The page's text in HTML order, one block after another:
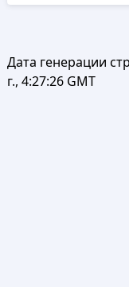
Дата генерации
г., 4:27:26 GMT